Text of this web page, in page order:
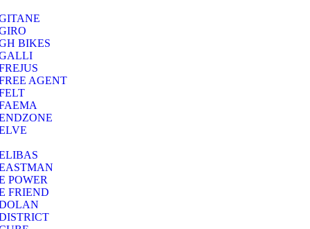
BIKES
AGENT
POWER
FRIEND